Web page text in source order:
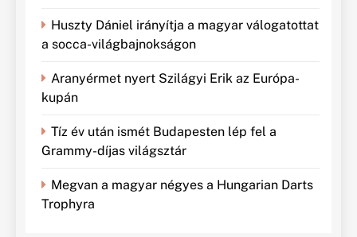
Huszty Dániel irányítja a magyar válogatottat
a socca-világbajnokságon
Aranyérmet nyert Szilágyi Erik az Európa-
kupán
Tíz év után ismét Budapesten lép fel a
Grammy-díjas világsztár
Megvan a magyar négyes a Hungarian Darts
Trophyra